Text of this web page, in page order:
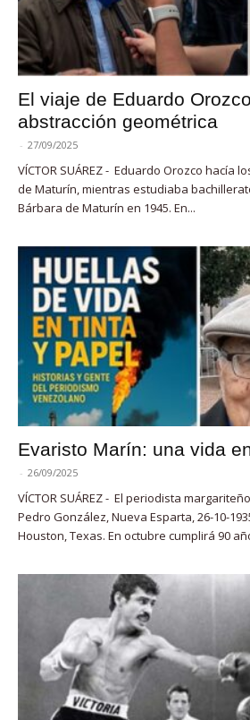
El viaje de Eduardo
abstracción geométrica
- 27/09/2025
VÍCTOR SUÁREZ - Eduardo Orozco hacía
de Maturín, mientras estudiaba
Bárbara de Maturín en 1945. En...
Evaristo Marín: una vida
- 26/09/2025
VÍCTOR SUÁREZ - El periodista
Pedro González, Nueva Esparta, 26-10-
Houston, Texas. En octubre cumplirá 90